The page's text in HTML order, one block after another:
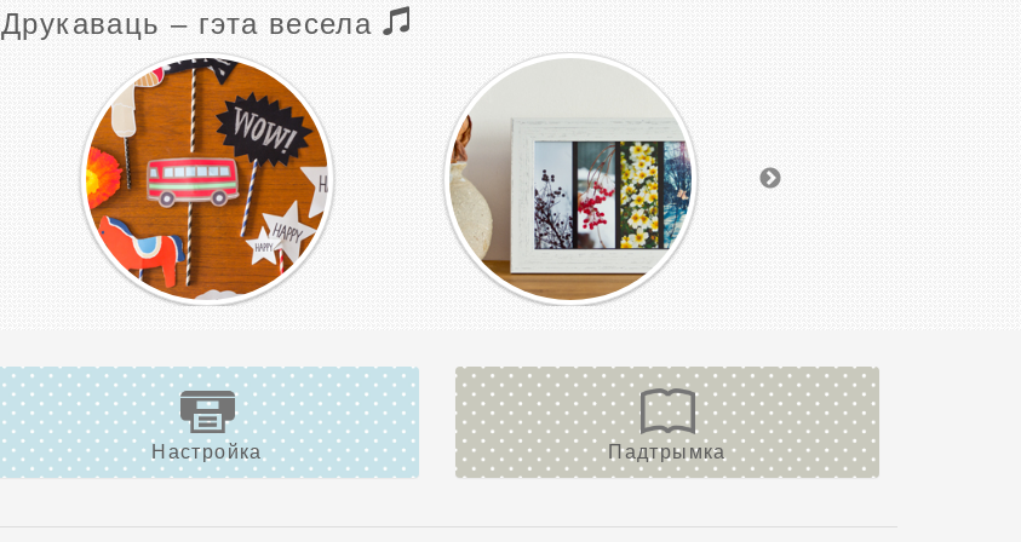
Друкаваць – гэта весела
Настройка Падтрымка